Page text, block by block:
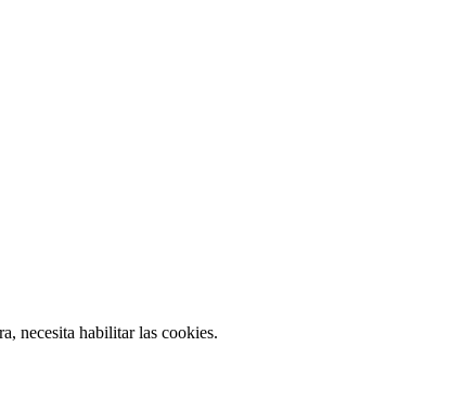
necesita habilitar las cookies.